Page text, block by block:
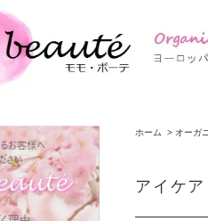
ホーム > オーガ
アイケア